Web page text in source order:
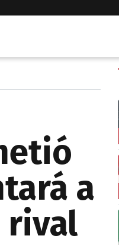
a
rival